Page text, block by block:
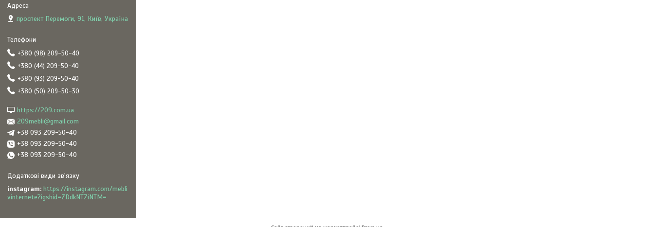
проспект Перемоги, 91, Київ, Україна
+380 (98) 209-50-40
+380 (44) 209-50-40
+380 (93) 209-50-40
+380 (50) 209-50-30
https://209.com.ua
209mebli@gmail.com
+38 093 209-50-40
+38 093 209-50-40
+38 093 209-50-40
instagram https://instagram.com/mebli
vinternete?igshid=ZDdkNTZiNTM=